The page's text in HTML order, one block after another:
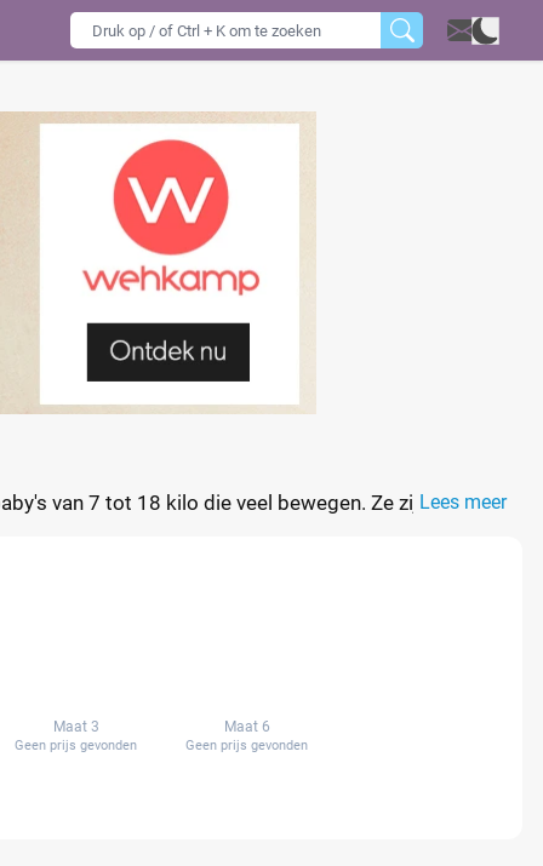
van 7 tot 18 kilo die veel bewegen. Ze zijnLees meer
Maat 3
Geen prijs gevonden
Maat 6
Geen prijs gevonden